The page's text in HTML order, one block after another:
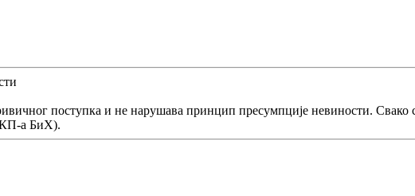
поступка и не нарушава принцип пресумпције невиности.
а БиХ).